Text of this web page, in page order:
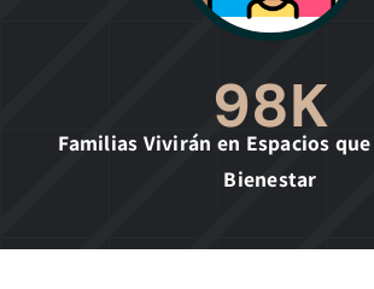
98K
Familias Vivirán en Espacios
Bienestar